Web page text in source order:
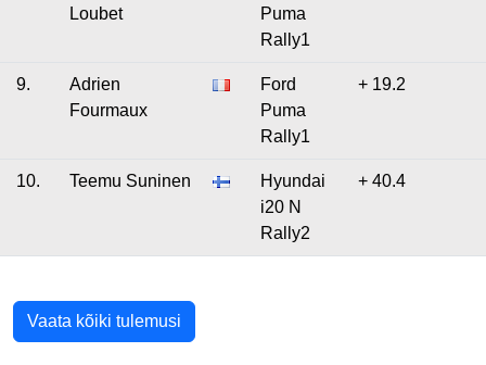
Loubet
Puma
Rally1
9.
Adrien
Fourmaux
Ford
Puma
Rally1
+ 19.2
10. Teemu Suninen
Hyundai
i20 N
Rally2
+ 40.4
Vaata kõiki tulemusi